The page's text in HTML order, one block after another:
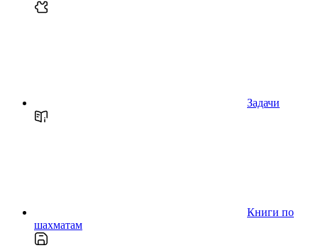
Задачи
Книги по
шахматам